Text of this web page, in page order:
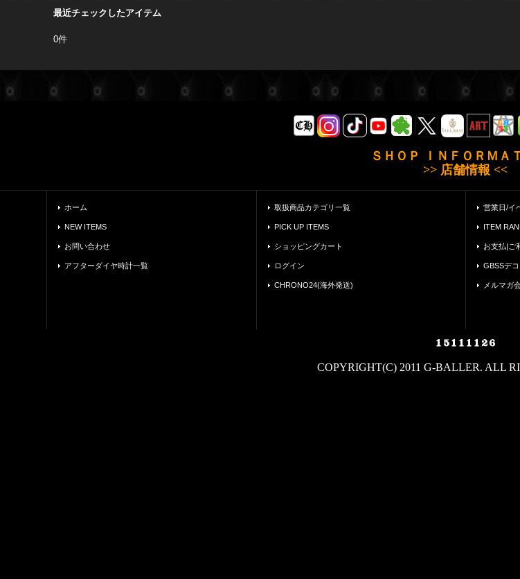
最近チェックしたアイテム
0件
ＳＨＯＰ ＩＮＦＯＲＭＡ
>> 店舗情報 <<
ホーム
NEW ITEMS
お問い合わせ
アフターダイヤ時計一覧
取扱商品カテゴリ一覧
PICK UP ITEMS
ショッピングカート
ログイン
CHRONO24(海外発送)
営業日/イ
ITEM
お支払|ご
GBSSデ
メルマガ
COPYRIGHT(C) 2011 G-BALLER. ALL